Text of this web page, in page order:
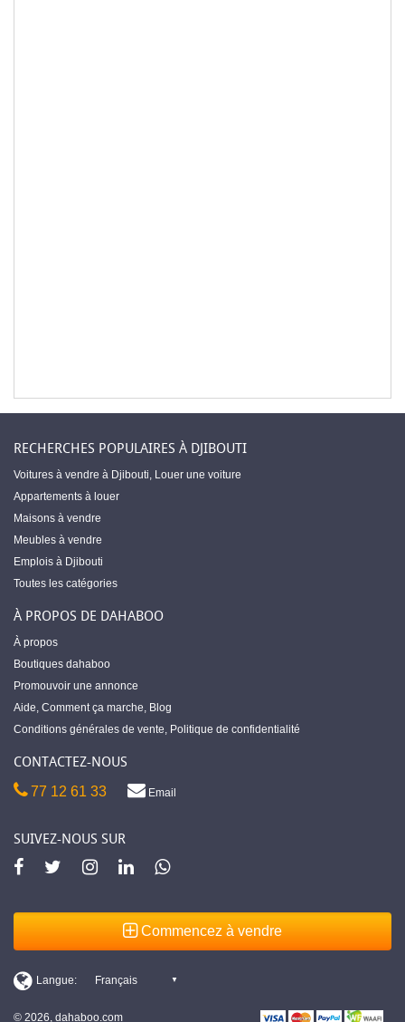
RECHERCHES POPULAIRES À DJIBOUTI
Voitures à vendre à Djibouti, Louer une voiture
Appartements à louer
Maisons à vendre
Meubles à vendre
Emplois à Djibouti
Toutes les catégories
À PROPOS DE DAHABOO
À propos
Boutiques dahaboo
Promouvoir une annonce
Aide, Comment ça marche, Blog
Conditions générales de vente, Politique de confidentialité
CONTACTEZ-NOUS
77 12 61 33 Email
SUIVEZ-NOUS SUR
Commencez à vendre
© 2026, dahaboo.com